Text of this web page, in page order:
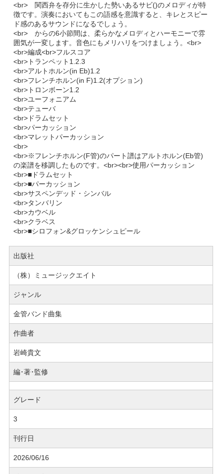
<br> 関西弁を存分に生かした勢いあるサビ()のメロディが特
徴です。演奏においてもこの語感を意識すると、キレとスピー
ド感のあるサウンドになるでしょう。
<br> からの6小節間は、柔らかなメロディとハーモニーで雰
囲気が一変します。音色にもメリハリをつけましょう。<br>
<br>編成<br>フルスコア
<br>トランペット1.2.3
<br>アルトホルン(in Eb)1.2
<br>フレンチホルン(in F)1.2(オプション)
<br>トロンボーン1.2
<br>ユーフォニアム
<br>テューバ
<br>ドラムセット
<br>パーカッション
<br>マレットパーカッション
<br>
<br>※フレンチホルン(F管)のパート譜はアルトホルン(Eb管)
の楽譜を移調したものです。<br><br>使用パーカッション
<br>■ドラムセット
<br>■パーカッション
<br>サスペンデッド・シンバル
<br>タンバリン
<br>カウベル
<br>クラベス
<br>■シロフォン&グロッケンシュピール
出版社
（株）ミュージックエイト
ジャンル
金管バンド曲集
作曲者
岩崎貴文
編･著･監修
グレード
3
刊行日
2026/06/16